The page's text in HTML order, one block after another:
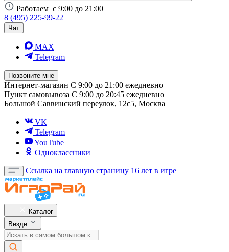
Работаем с 9:00 до 21:00
8 (495) 225-99-22
Чат
MAX
Telegram
Позвоните мне
Интернет-магазин С 9:00 до 21:00 ежедневно
Пункт самовывоза С 9:00 до 20:45 ежедневно
Большой Саввинский переулок, 12с5, Москва
VK
Telegram
YouTube
Одноклассники
Ссылка на главную страницу 16 лет в игре
Каталог
Везде